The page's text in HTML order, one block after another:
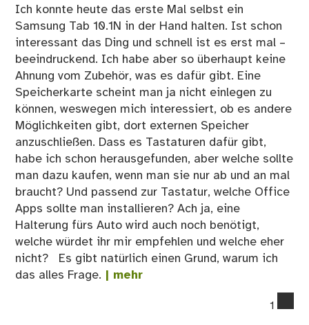
Ich konnte heute das erste Mal selbst ein
Samsung Tab 10.1N in der Hand halten. Ist schon
interessant das Ding und schnell ist es erst mal –
beeindruckend. Ich habe aber so überhaupt keine
Ahnung vom Zubehör, was es dafür gibt. Eine
Speicherkarte scheint man ja nicht einlegen zu
können, weswegen mich interessiert, ob es andere
Möglichkeiten gibt, dort externen Speicher
anzuschließen. Dass es Tastaturen dafür gibt,
habe ich schon herausgefunden, aber welche sollte
man dazu kaufen, wenn man sie nur ab und an mal
braucht? Und passend zur Tastatur, welche Office
Apps sollte man installieren? Ach ja, eine
Halterung fürs Auto wird auch noch benötigt,
welche würdet ihr mir empfehlen und welche eher
nicht? Es gibt natürlich einen Grund, warum ich
das alles Frage. | mehr
1